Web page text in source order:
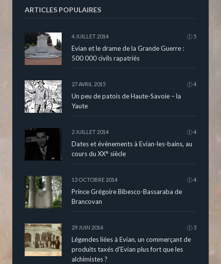
ARTICLES POPULAIRES
4 JUILLET 2014 5
Evian et le drame de la Grande Guerre :
500 000 civils rapatriés
27 AVRIL 2015 4
Un peu de patois de Haute-Savoie – la
Yaute
2 JUILLET 2014 4
Dates et évènements à Evian-les-bains, au
cours du XX° siècle
13 OCTOBRE 2014 4
Prince Grégoire Bibesco-Bassaraba de
Brancovan
29 JUIN 2014 3
Légendes liées à Evian, un commerçant de
produits taxés d’Evian plus fort que les
alchimistes ?